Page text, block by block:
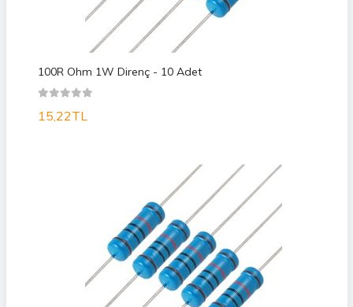
100R Ohm 1W Direnç - 10 Adet
15,22TL